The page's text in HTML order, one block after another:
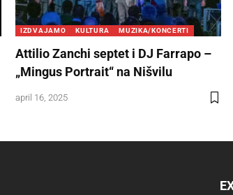
IZDVAJAMO KULTURA MUZIKA/KONCERTI
Attilio Zanchi septet i DJ Farrapo –
„Mingus Portrait“ na Nišvilu
april 16, 2025